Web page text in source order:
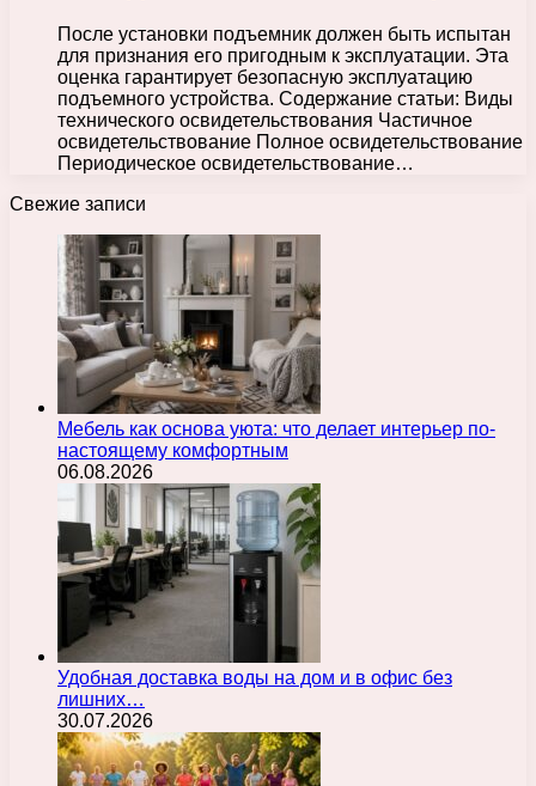
После установки подъемник должен быть испытан
для признания его пригодным к эксплуатации. Эта
оценка гарантирует безопасную эксплуатацию
подъемного устройства. Содержание статьи: Виды
технического освидетельствования Частичное
освидетельствование Полное освидетельствование
Периодическое освидетельствование…
Свежие записи
Мебель как основа уюта: что делает интерьер по-
настоящему комфортным
06.08.2026
Удобная доставка воды на дом и в офис без
лишних…
30.07.2026